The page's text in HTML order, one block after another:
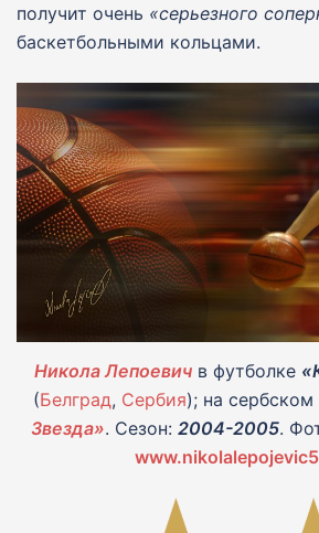
получит очень «серьезного
баскетбольными кольцами.
Никола Лепоевичв футболке
(Белград, Сербия); на сербском
Звездa». Сезон: 2004-2005.